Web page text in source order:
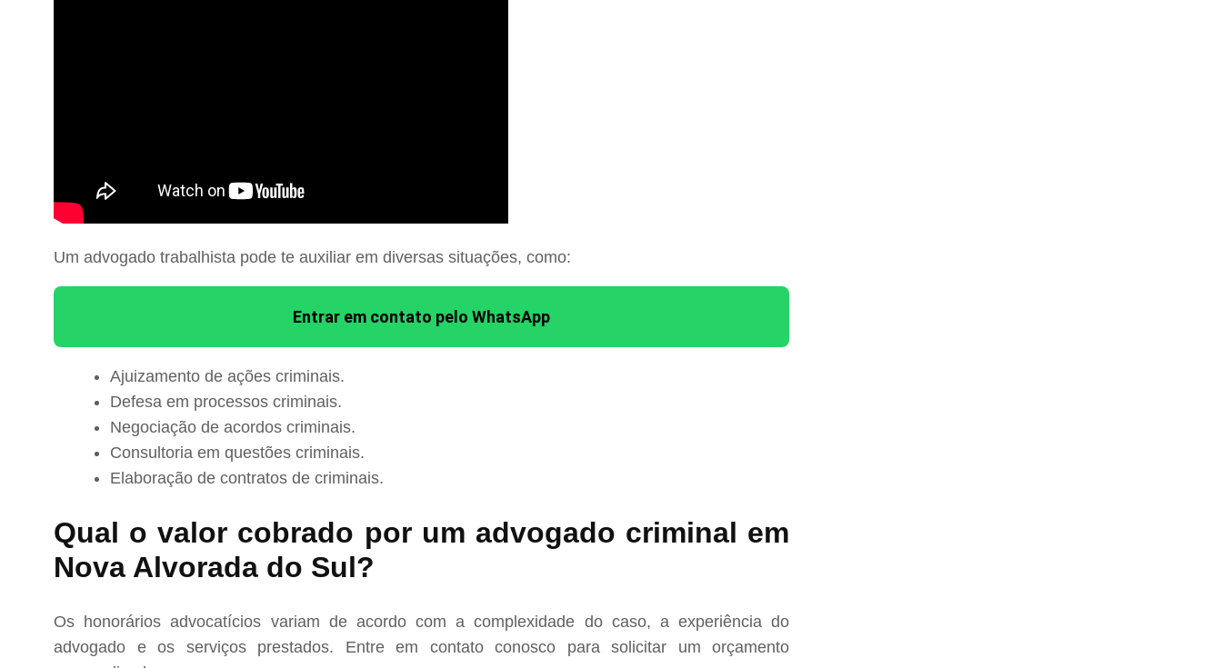
Um advogado trabalhista pode te auxiliar em diversas situações, como:
Entrar em contato pelo WhatsApp
Ajuizamento de ações criminais.
Defesa em processos criminais.
Negociação de acordos criminais.
Consultoria em questões criminais.
Elaboração de contratos de criminais.
Qual o valor cobrado por um advogado criminal em
Nova Alvorada do Sul?
Os honorários advocatícios variam de acordo com a complexidade do caso, a experiência do
advogado e os serviços prestados. Entre em contato conosco para solicitar um orçamento